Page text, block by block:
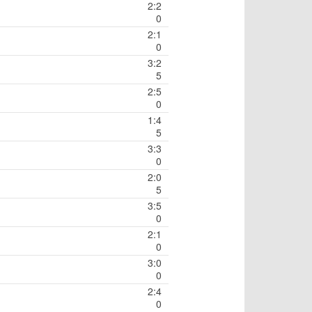
2:2
0
2:1
0
3:2
5
2:5
0
1:4
5
3:3
0
2:0
5
3:5
0
2:1
0
3:0
0
2:4
0